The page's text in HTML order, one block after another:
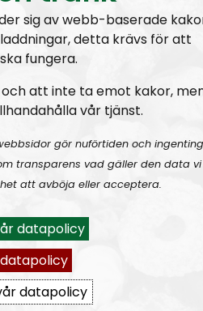
with
Vera Oredsson
sig av webb-baserade
detta krävs för att
fungera.
att inte ta emot kakor,
vår tjänst.
gör nuförtiden och ingenting
transparens vad gäller den data vi
att avböja eller acceptera.
datapolicy
datapolicy